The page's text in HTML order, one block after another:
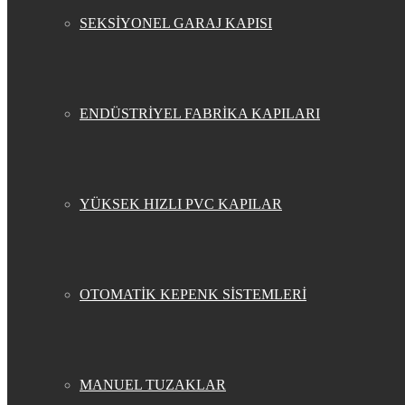
SEKSİYONEL GARAJ KAPISI
ENDÜSTRİYEL FABRİKA KAPILARI
YÜKSEK HIZLI PVC KAPILAR
OTOMATİK KEPENK SİSTEMLERİ
MANUEL TUZAKLAR